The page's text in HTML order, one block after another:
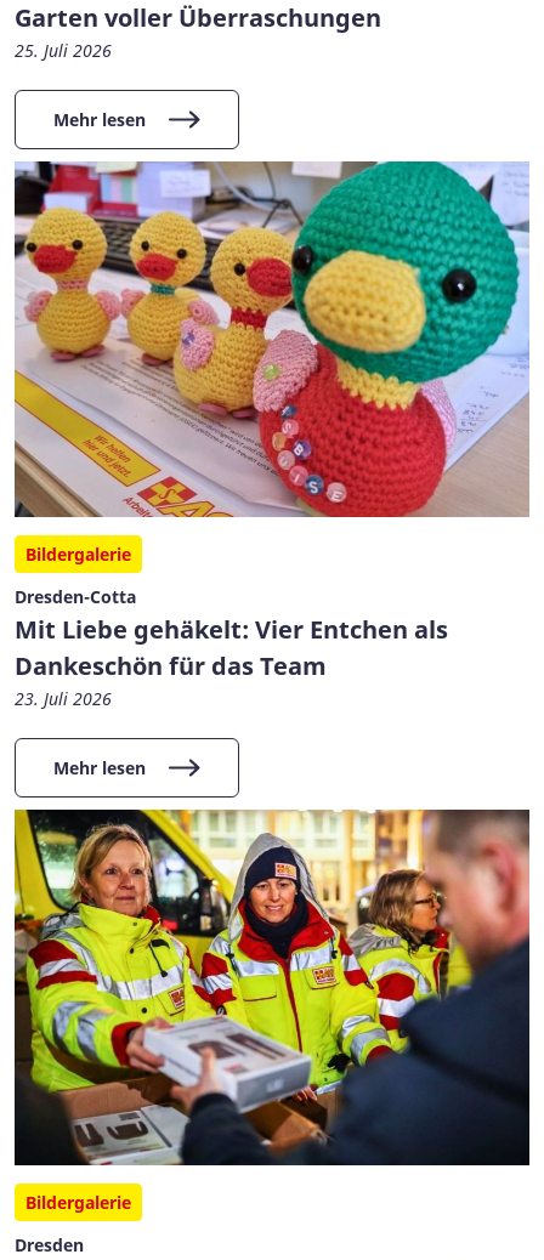
Garten voller Überraschungen
25. Juli 2026
Mehr lesen
Bildergalerie
Dresden-Cotta
Mit Liebe gehäkelt: Vier Entchen als
Dankeschön für das Team
23. Juli 2026
Mehr lesen
Bildergalerie
Dresden